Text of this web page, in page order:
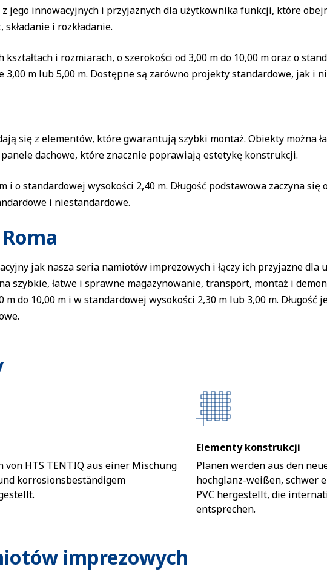
jego innowacyjnych i przyjaznych dla użytkownika funkcji, które
i rozkładanie.
i rozmiarach, o szerokości od 3,00 m do 10,00 m oraz o
3,00 m lub 5,00 m. Dostępne są zarówno projekty standardowe, jak i
się z elementów, które gwarantują szybki montaż. Obiekty można
dachowe, które znacznie poprawiają estetykę konstrukcji.
i o standardowej wysokości 2,40 m. Długość podstawowa zaczyna
i niestandardowe.
jak nasza seria namiotów imprezowych i łączy ich przyjazne
szybkie, łatwe i sprawne magazynowanie, transport, montaż i
m do 10,00 m i w standardowej wysokości 2,30 m lub 3,00 m.
HTS TENTIQ aus einer Mischung
korrosionsbeständigem
Elementy konstrukcji
Planen werden aus den
hochglanz-weißen, schwer
PVC hergestellt, die
entsprechen.
imprezowych